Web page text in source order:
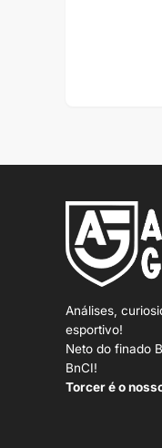
Análises,
esportivo!
Neto do finado
BnCI!
Torcer é o